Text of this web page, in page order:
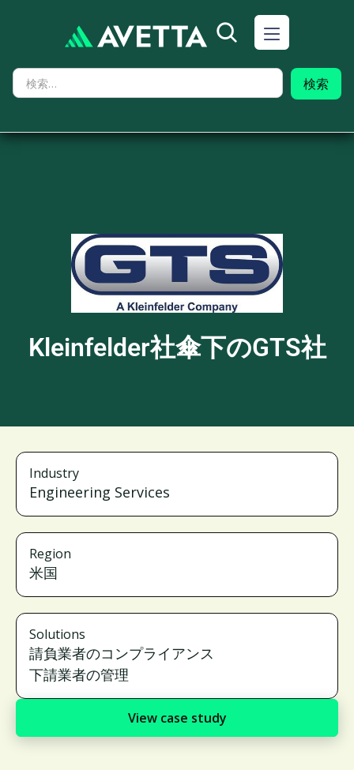
Kleinfelder社傘下のGTS社
Industry
Engineering Services
Region
米国
Solutions
請負業者のコンプライアンス
下請業者の管理
View case study